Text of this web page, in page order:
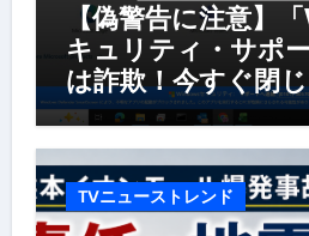
【偽警告に注意】
キュリティ・サポー
は詐欺！今すぐ閉
TVニューストレンド